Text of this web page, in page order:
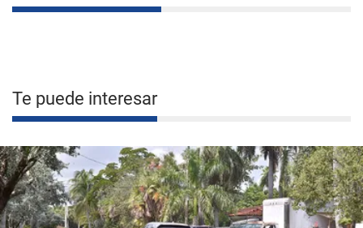
Te puede interesar